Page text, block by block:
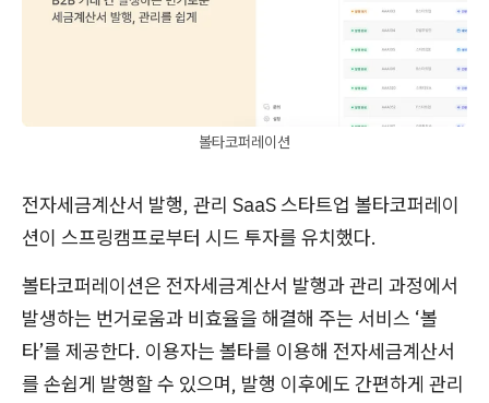
볼타코퍼레이션
전자세금계산서 발행, 관리 SaaS 스타트업 볼타코퍼레이
션이 스프링캠프로부터 시드 투자를 유치했다.
볼타코퍼레이션은 전자세금계산서 발행과 관리 과정에서
발생하는 번거로움과 비효율을 해결해 주는 서비스 ‘볼
타’를 제공한다. 이용자는 볼타를 이용해 전자세금계산서
를 손쉽게 발행할 수 있으며, 발행 이후에도 간편하게 관리